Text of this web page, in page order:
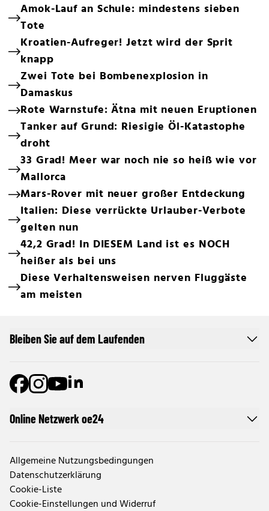
Amok-Lauf an Schule: mindestens sieben
Tote
Kroatien-Aufreger! Jetzt wird der Sprit
knapp
Zwei Tote bei Bombenexplosion in
Damaskus
Rote Warnstufe: Ätna mit neuen Eruptionen
Tanker auf Grund: Riesigie Öl-Katastophe
droht
33 Grad! Meer war noch nie so heiß wie vor
Mallorca
Mars-Rover mit neuer großer Entdeckung
Italien: Diese verrückte Urlauber-Verbote
gelten nun
42,2 Grad! In DIESEM Land ist es NOCH
heißer als bei uns
Diese Verhaltensweisen nerven Fluggäste
am meisten
Online Netzwerk oe24
Allgemeine Nutzungsbedingungen
Datenschutzerklärung
Cookie-Liste
Cookie-Einstellungen und Widerruf
Bleiben Sie auf dem Laufenden